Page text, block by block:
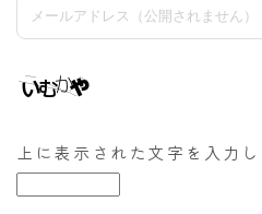
上に表示された文字を入力し